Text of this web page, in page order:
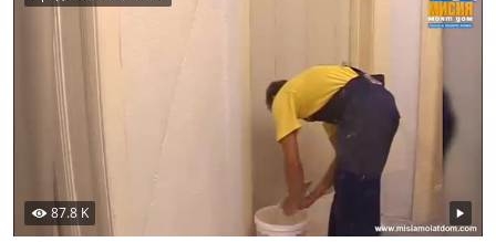
87.8 K